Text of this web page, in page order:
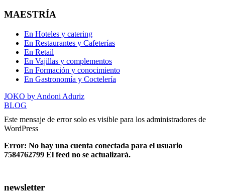
MAESTRÍA
En Hoteles y catering
En Restaurantes y Cafeterías
En Retail
En Vajillas y complementos
En Formación y conocimiento
En Gastronomía y Coctelería
JOKO by Andoni Aduriz
BLOG
Este mensaje de error solo es visible para los administradores de
WordPress
Error: No hay una cuenta conectada para el usuario
7584762799 El feed no se actualizará.
newsletter